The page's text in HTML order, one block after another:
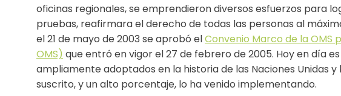
oficinas regionales, se emprendieron diversos esfuerzos para
pruebas, reafirmara el derecho de todas las personas al
el 21 de mayo de 2003 se aprobó elConvenio Marco de la OMS
OMS) que entró en vigor el 27 de febrero de 2005. Hoy en día
ampliamente adoptados en la historia de las Naciones Unidas
suscrito, y un alto porcentaje, lo ha venido implementando.